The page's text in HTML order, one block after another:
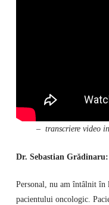
– transcriere video
Dr. Sebastian Grădinaru:
Personal, nu am întâlnit în
pacientului oncologic.